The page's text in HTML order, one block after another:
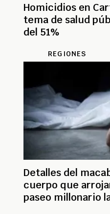
Homicidios en
tema de salud
del 51%
REGIONES
Detalles del
cuerpo que
paseo millonario